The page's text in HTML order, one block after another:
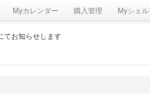
Myカレンダー 購入管理 Myシェル
てお知らせします